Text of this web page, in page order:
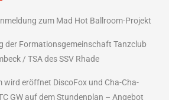
zum Mad Hot Ballroom-Projekt
der Formationsgemeinschaft Tanzclub
/ TSA des SSV Rhade
wird eröffnet DiscoFox und Cha-Cha-
GW auf dem Stundenplan – Angebot